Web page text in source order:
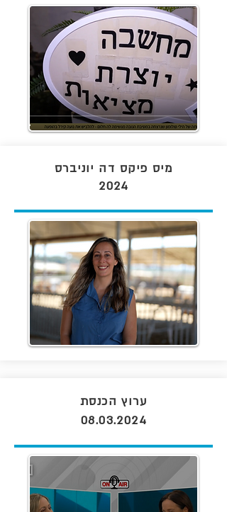
מיס פיקס דה יוניברס
2024
ערוץ הכנסת
08.03.2024